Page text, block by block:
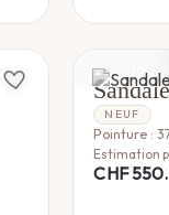
HERMÈS
NEUF
Pointure :
Estimation
CHF